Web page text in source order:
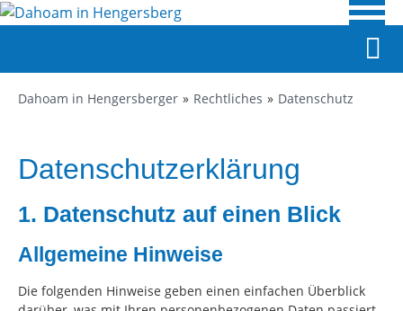
Dahoam in Hengersberger Rechtliches Datenschutz
Datenschutzerklärung
1. Datenschutz auf einen Blick
Allgemeine Hinweise
Die folgenden Hinweise geben einen einfachen Überblick